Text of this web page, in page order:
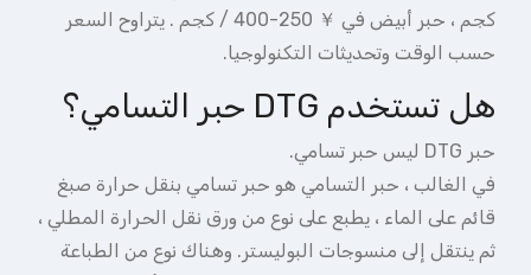
كجم ، حبر أبيض في ￥ 250-400 / كجم . يتراوح السعر
حسب الوقت وتحديثات التكنولوجيا.
هل تستخدم DTG حبر التسامي؟
في الغالب ، حبر التسامي هو حبر تسامي بنقل حرارة صبغ
قائم على الماء ، يطبع على نوع من ورق نقل الحرارة المطلي ،
ثم ينتقل إلى منسوجات البوليستر. وهناك نوع من الطباعة